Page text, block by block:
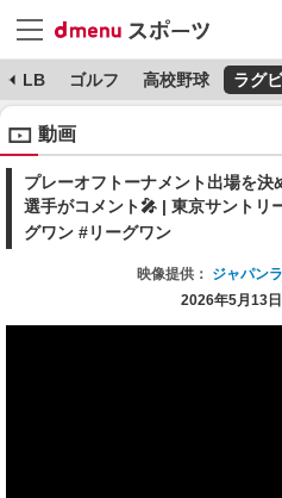
MLB ゴルフ 高校野球 ラグ
動画
プレーオフトーナメント出場を
選手がコメント🎤 | 東京サントリ
グワン #リーグワン
映像提供： ジャパン
2026年5月13